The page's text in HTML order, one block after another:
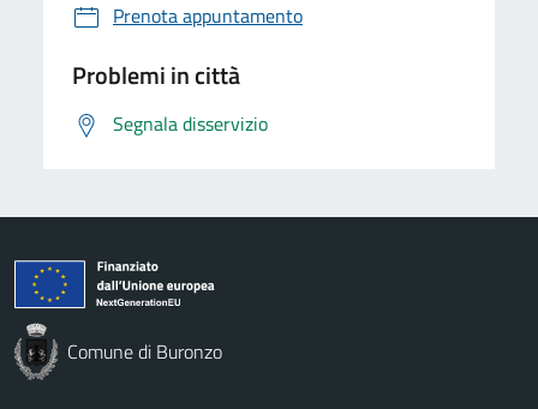
Prenota appuntamento
Problemi in città
Segnala disservizio
Comune di Buronzo